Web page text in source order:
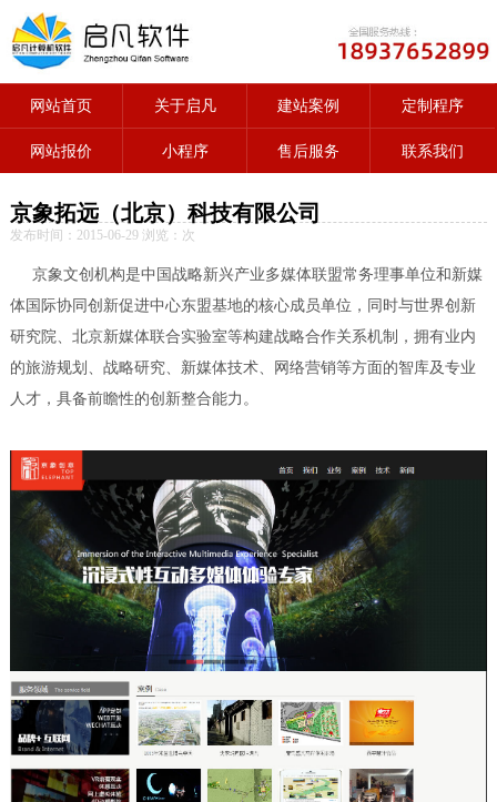
网站首页 关于启凡 建站案例 定制程序
网站报价 小程序 售后服务 联系我们
京象拓远（北京）科技有限公司
发布时间：2015-06-29 浏览： 次
京象文创机构是中国战略新兴产业多媒体联盟常务理事单位和新媒
体国际协同创新促进中心东盟基地的核心成员单位，同时与世界创新
研究院、北京新媒体联合实验室等构建战略合作关系机制，拥有业内
的旅游规划、战略研究、新媒体技术、网络营销等方面的智库及专业
人才，具备前瞻性的创新整合能力。